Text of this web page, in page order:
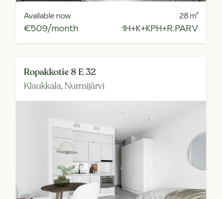
Available now
€509/month
28m²
1H+K+KPH+R.PARV
Ropakkotie 8 E 32
Klaukkala, Nurmijärvi